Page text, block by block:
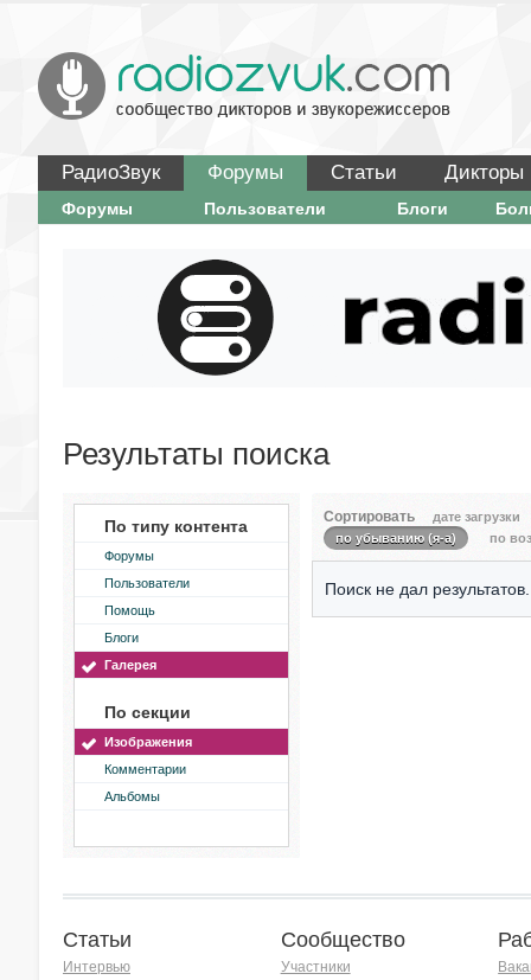
РадиоЗвук Форумы Статьи Дикторы
Форумы Пользователи Блоги
Результаты поиска
По типу контента
Форумы
Пользователи
Помощь
Блоги
Галерея
По секции
Изображения
Комментарии
Альбомы
Сортировать
дате загрузки
по убыванию (я-а)
по
Поиск не дал результатов.
Статьи
Интервью
Сообщество
Участники